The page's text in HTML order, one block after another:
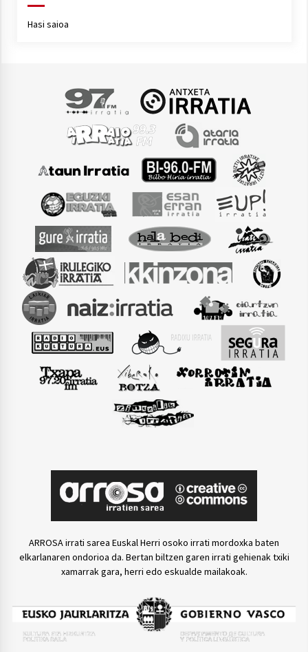
Hasi saioa
ARROSA irrati sarea Euskal Herri osoko irrati mordoxka baten
elkarlanaren ondorioa da. Bertan biltzen garen irrati gehienak txiki
xamarrak gara, herri edo eskualde mailakoak.